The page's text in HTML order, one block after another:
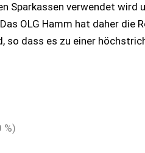
Sparkassen verwendet
OLG Hamm hat daher die
so dass es zu einer
%)